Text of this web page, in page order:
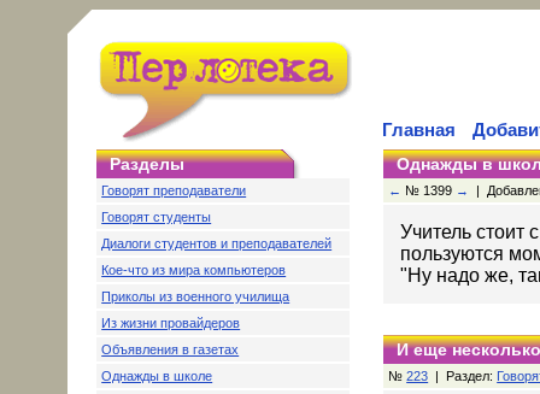
Главная
Разделы
Говорят преподаватели
Говорят студенты
Диалоги студентов и преподавателей
Кое-что из мира компьютеров
Приколы из военного училища
Из жизни провайдеров
Объявления в газетах
Однажды в школе
Однажды в
← № 1399 → |
Учитель стоит
пользуются
"Ну надо же,
И еще
№223 | Раздел: